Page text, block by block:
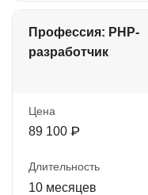
Профессия: PHP-
разработчик
Цена
89 100 ₽
Длительность
10 месяцев